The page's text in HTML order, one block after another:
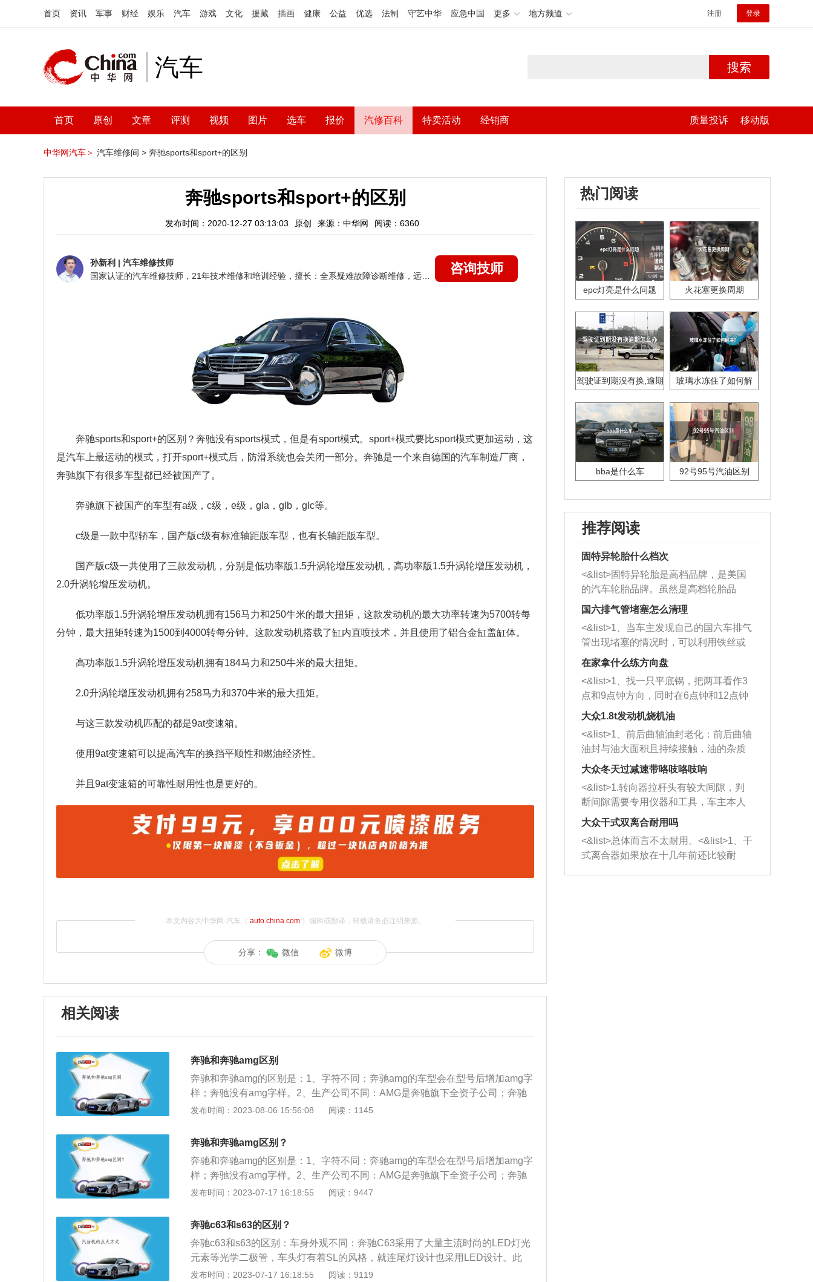
首页 资讯 军事 财经 娱乐 汽车 游戏 文化 援藏 插画 健康 公益 优选 法制 守艺中华 应急中国 更多 地方频道 注册 登录
汽车 搜索
首页 原创 文章 评测 视频 图片 选车 报价 汽修百科 特卖活动 经销商 质量投诉 移动版
中华网汽车＞ 汽车维修间 > 奔驰sports和sport+的区别
奔驰sports和sport+的区别
发布时间：2020-12-27 03:13:03 原创 来源：中华网 阅读：6360
孙新利 | 汽车维修技师
咨询技师
奔驰sports和sport+的区别？ 奔驰没有sports模式，但是有sport模式。sport+模式要比sport模式更加运动，这
是汽车上最运动的模式，打开sport+模式后，防滑系统也会关闭一部分。奔驰是一个来自德国的汽车制造厂商，
奔驰旗下有很多车型都已经被国产了。
奔驰旗下被国产的车型有a级，c级，e级，gla，glb，glc等。
c级是一款中型轿车，国产版c级有标准轴距版车型，也有长轴距版车型。
国产版c级一共使用了三款发动机，分别是低功率版1.5升涡轮增压发动机，高功率版1.5升涡轮增压发动机，
2.0升涡轮增压发动机。
低功率版1.5升涡轮增压发动机拥有156马力和250牛米的最大扭矩，这款发动机的最大功率转速为5700转每
分钟，最大扭矩转速为1500到4000转每分钟。这款发动机搭载了缸内直喷技术，并且使用了铝合金缸盖缸体。
高功率版1.5升涡轮增压发动机拥有184马力和250牛米的最大扭矩。
2.0升涡轮增压发动机拥有258马力和370牛米的最大扭矩。
与这三款发动机匹配的都是9at变速箱。
使用9at变速箱可以提高汽车的换挡平顺性和燃油经济性。
并且9at变速箱的可靠性耐用性也是更好的。
本文内容为中华网·汽车（ auto.china.com）编辑或翻译，转载请务必注明来源。
分享： 微信 微博
相关阅读
奔驰和奔驰amg区别
奔驰和奔驰amg的区别是：1、字符不同：奔驰amg的车型会在型号后增加amg字
样；奔驰没有amg字样。2、生产公司不同：AMG是奔驰旗下全资子公司；奔驰
是总公司。3、生产方向不同：amg是一家奔驰旗下的专门负责改装高性能奔驰轿
驰属于豪车品牌，而很多车主不知道amg是奔驰中的一个高端品牌。5、动力不
同：AMG车型是由奔驰旗下的性能部门调校、改装或直接制造。比同款的普通奔
驰动力大。6、注重点不同：普通奔驰车注重的是品牌、豪华、舒适。AMG是奔
驰的高端品牌。注重的是性能，马力，声浪以及驾驶体验等等。
发布时间：2023-08-06 15:56:08 阅读：1145
奔驰和奔驰amg区别？
奔驰和奔驰amg的区别是：1、字符不同：奔驰amg的车型会在型号后增加amg字
样；奔驰没有amg字样。2、生产公司不同：AMG是奔驰旗下全资子公司；奔驰
是总公司。3、生产方向不同：amg是一家奔驰旗下的专门负责改装高性能奔驰轿
低功率版3.0升双涡轮增压发动机、高功率版3.0升双涡轮增压发动机和4.0升双涡
发布时间：2023-07-17 16:18:55 阅读：9447
奔驰c63和s63的区别？
奔驰c63和s63的区别：车身外观不同：奔驰C63采用了大量主流时尚的LED灯光
元素等光学二极管，车头灯有着SL的风格，就连尾灯设计也采用LED设计。此
外，重新设计的18吋强有力地支撑着轮胎，刹车配件方面也有重新装点的元素
发布时间：2023-07-17 16:18:55 阅读：9119
热门阅读
epc灯亮是什么问题 火花塞更换周期
驾驶证到期没有换,逾期
玻璃水冻住了如何解
bba是什么车 92号95号汽油区别
推荐阅读
固特异轮胎什么档次
<&list>固特异轮胎是高档品牌，是美国
的汽车轮胎品牌。虽然是高档轮胎品
牌，但是中高低端的轮胎都有生产，这
也是为了更好的开拓市场。
国六排气管堵塞怎么清理
<&list>1、当车主发现自己的国六车排气
管出现堵塞的情况时，可以利用铁丝或
者是细棍，直接将杂物给取出来，如果
堵塞情况比较严重，也可以采取应急措
施。 <&list>2、直接利用木棍将所有的
杂物推到排气管里面的位置处，然后将
三元催化器拆解开，就可以将堵塞的东
西取出来。但如果是因为积碳过多引起
的堵塞，就需要将三元催化器泡在草酸
洗剂对堵塞的情况得到解决，将清洗剂
放在燃油箱中，与燃油混合后，车辆启
动时，就可以和汽油一起进入到燃烧
室，最后形成废气排出，就可以让三元
催化器得到清洗，排气管堵塞的情况就
能够得到解决。
在家拿什么练方向盘
<&list>1、找一只平底锅，把两耳看作3
点和9点钟方向，同时在6点钟和12点钟
方向做一个标记。 <&list>2、双手握住
一圈半的练习，往右同样也要打相同的
圈数。 <&list>3、最后强调要反复练
习，这样就可以形成肌肉记忆，在真实
驾驶车辆时，不需要记忆也能打好方
向。
大众1.8t发动机烧机油
<&list>1、前后曲轴油封老化：前后曲轴
油封与油大面积且持续接触，油的杂质
和发动机内持续温度变化使其密封效果
逐渐减弱，导致渗油或漏油。<&list>2、
活塞间隙过大：积碳会使活塞环与缸体
的间隙扩大，导致机油流入燃烧室中，
造成烧机油。<&list>3、机油粘度。使用
机油粘度过小的话，同样会有烧机油现
象，机油粘度过小具有很好的流动性，
大众冬天过减速带咯吱咯吱响
<&list>1.转向器拉杆头有较大间隙，判
断间隙需要专用仪器和工具，车主本人
无法制作，需要将车辆送到修理厂或4s
店；<&list>2.车辆半轴套管防尘罩破
裂，破裂后会出现漏油现象，使半轴磨
损严重，磨损的半轴容易损坏，产生异
响；<&list>3.稳定器的转向胶套和球头
大众干式双离合耐用吗
<&list>总体而言不太耐用。<&list>1、干
式离合器如果放在十几年前还比较耐